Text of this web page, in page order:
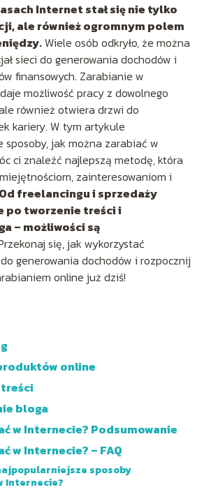
Internet stał się nie tylko
ale również ogromnym polem
Wiele osób odkryło, że można
sieci do generowania dochodów i
finansowych. Zarabianie w
możliwość pracy z dowolnego
również otwiera drzwi do
kariery. W tym artykule
jak można zarabiać w
ci znaleźć najlepszą metodę, która
zainteresowaniom i
Od freelancingu i sprzedaży
po tworzenie treści i
– możliwości są
się, jak wykorzystać
generowania dochodów i rozpocznij
online już dziś!
online
bloga
w Internecie? Podsumowanie
w Internecie? – FAQ
sposoby
Internecie?